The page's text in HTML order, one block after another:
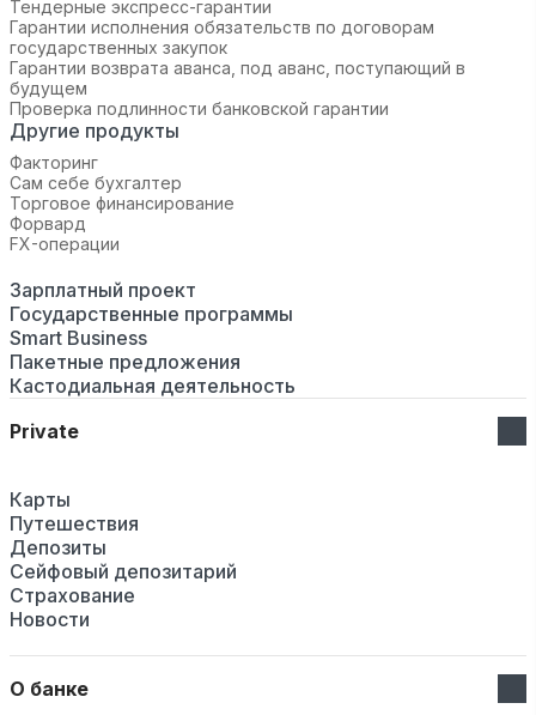
Тендерные экспресс-гарантии
Гарантии исполнения обязательств по договорам
государственных закупок
Гарантии возврата аванса, под аванс, поступающий в
будущем
Проверка подлинности банковской гарантии
Другие продукты
Факторинг
Сам себе бухгалтер
Торговое финансирование
Форвард
FX-операции
Зарплатный проект
Государственные программы
Smart Business
Пакетные предложения
Кастодиальная деятельность
Private
Карты
Путешествия
Депозиты
Сейфовый депозитарий
Страхование
Новости
О банке